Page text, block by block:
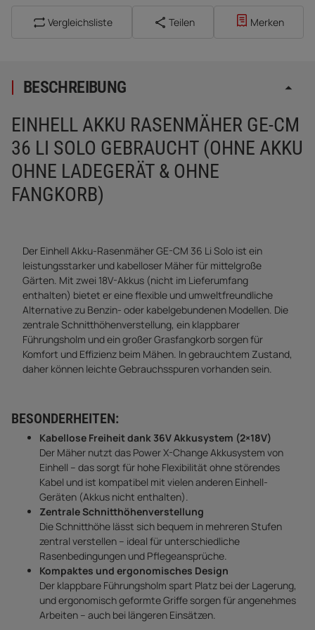
Vergleichsliste Teilen Merken
BESCHREIBUNG
EINHELL AKKU RASENMÄHER GE-CM
36 LI SOLO GEBRAUCHT (OHNE AKKU
OHNE LADEGERÄT & OHNE
FANGKORB)
Der Einhell Akku-Rasenmäher GE-CM 36 Li Solo ist ein
leistungsstarker und kabelloser Mäher für mittelgroße
Gärten. Mit zwei 18V-Akkus (nicht im Lieferumfang
enthalten) bietet er eine flexible und umweltfreundliche
Alternative zu Benzin- oder kabelgebundenen Modellen. Die
zentrale Schnitthöhenverstellung, ein klappbarer
Führungsholm und ein großer Grasfangkorb sorgen für
Komfort und Effizienz beim Mähen. In gebrauchtem Zustand,
daher können leichte Gebrauchsspuren vorhanden sein.
BESONDERHEITEN:
Kabellose Freiheit dank 36V Akkusystem (2×18V)
Der Mäher nutzt das Power X-Change Akkusystem von
Einhell – das sorgt für hohe Flexibilität ohne störendes
Kabel und ist kompatibel mit vielen anderen Einhell-
Geräten (Akkus nicht enthalten).
Zentrale Schnitthöhenverstellung
Die Schnitthöhe lässt sich bequem in mehreren Stufen
zentral verstellen – ideal für unterschiedliche
Rasenbedingungen und Pflegeansprüche.
Kompaktes und ergonomisches Design
Der klappbare Führungsholm spart Platz bei der Lagerung,
und ergonomisch geformte Griffe sorgen für angenehmes
Arbeiten – auch bei längeren Einsätzen.